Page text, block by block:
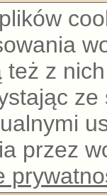
z
przez